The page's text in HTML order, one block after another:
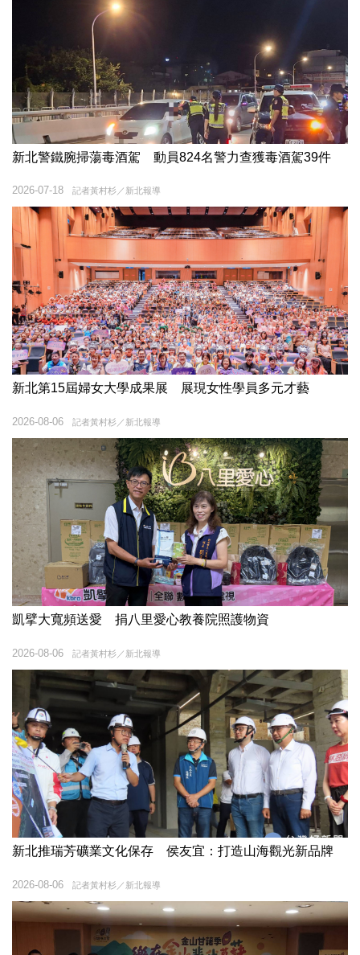
新北警鐵腕掃蕩毒酒駕 動員824名警力查獲毒酒駕39件
記者黃村杉／新北報導
2026-07-18
新北第15屆婦女大學成果展 展現女性學員多元才藝
記者黃村杉／新北報導
2026-08-06
凱擘大寬頻送愛 捐八里愛心教養院照護物資
記者黃村杉／新北報導
2026-08-06
新北推瑞芳礦業文化保存 侯友宜：打造山海觀光新品牌
記者黃村杉／新北報導
2026-08-06